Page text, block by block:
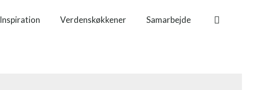
Inspiration Verdenskøkkener Samarbejde